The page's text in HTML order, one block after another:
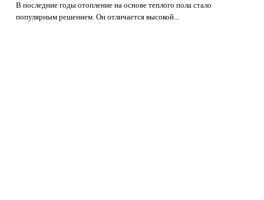
В последние годы отопление на основе теплого пола стало
популярным решением. Он отличается высокой...